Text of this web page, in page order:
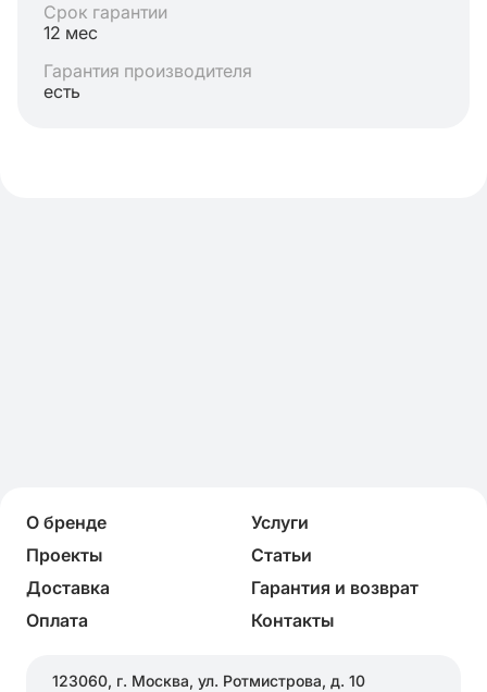
Срок гарантии
12 мес
Гарантия производителя
есть
О бренде
Услуги
Проекты
Статьи
Доставка
Гарантия и возврат
Оплата
Контакты
123060, г. Москва, ул. Ротмистрова, д. 10